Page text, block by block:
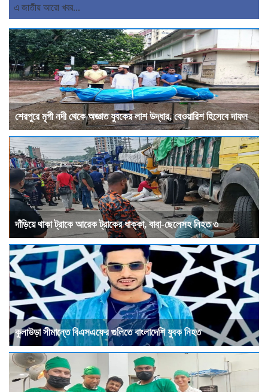
এ জাতীয় আরো খবর...
শেরপুরে মৃগী নদী থেকে অজ্ঞাত যুবকের লাশ উদ্ধার, বেওয়ারিশ হিসেবে দাফন
দাঁড়িয়ে থাকা ট্রাকে আরেক ট্রাকের ধাক্কা, বাবা-ছেলেসহ নিহত ৩
কুলাউড়া সীমান্তে বিএসএফের গুলিতে বাংলাদেশি যুবক নিহত